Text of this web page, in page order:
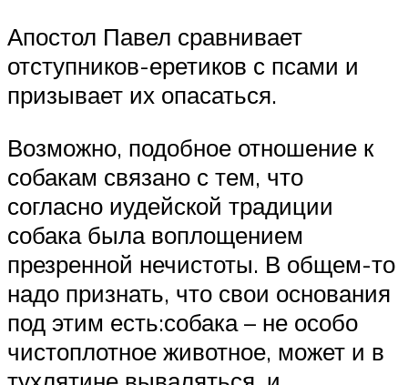
Апостол Павел сравнивает
отступников-еретиков с псами и
призывает их опасаться.
Возможно, подобное отношение к
собакам связано с тем, что
согласно иудейской традиции
собака была воплощением
презренной нечистоты. В общем-то
надо признать, что свои основания
под этим есть:собака – не особо
чистоплотное животное, может и в